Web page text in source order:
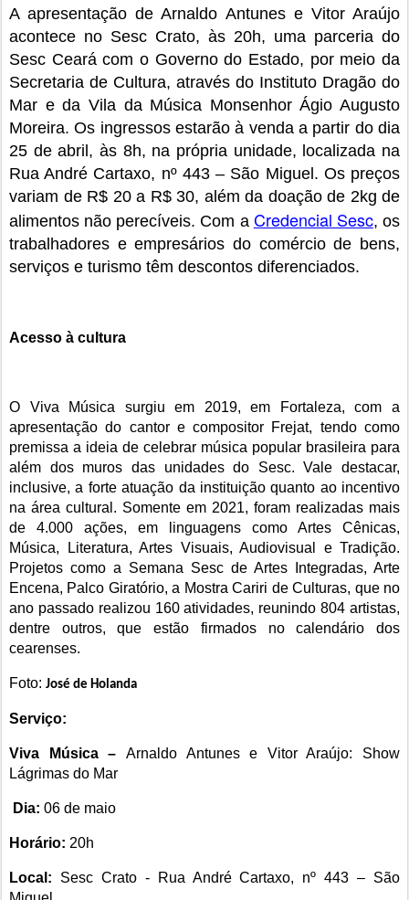
A apresentação de Arnaldo Antunes e Vitor Araújo
acontece no Sesc Crato, às 20h, uma parceria do
Sesc Ceará com o Governo do Estado, por meio da
Secretaria de Cultura, através do Instituto Dragão do
Mar e da Vila da Música Monsenhor Ágio Augusto
Moreira. Os ingressos estarão à venda a partir do dia
25 de abril, às 8h, na própria unidade, localizada na
Rua André Cartaxo, nº 443 – São Miguel. Os preços
variam de R$ 20 a R$ 30, além da doação de 2kg de
alimentos não perecíveis. Com a Credencial Sesc, os
trabalhadores e empresários do comércio de bens,
serviços e turismo têm descontos diferenciados.
Acesso à cultura
O Viva Música surgiu em 2019, em Fortaleza, com a
apresentação do cantor e compositor Frejat, tendo como
premissa a ideia de celebrar música popular brasileira para
além dos muros das unidades do Sesc. Vale destacar,
inclusive, a forte atuação da instituição quanto ao incentivo
na área cultural. Somente em 2021, foram realizadas mais
de 4.000 ações, em linguagens como Artes Cênicas,
Música, Literatura, Artes Visuais, Audiovisual e Tradição.
Projetos como a Semana Sesc de Artes Integradas, Arte
Encena, Palco Giratório, a Mostra Cariri de Culturas, que no
ano passado realizou 160 atividades, reunindo 804 artistas,
dentre outros, que estão firmados no calendário dos
cearenses.
Foto: José de Holanda
Serviço:
Viva Música –
Arnaldo Antunes e Vitor Araújo: Show
Lágrimas do Mar
Dia: 06 de maio
Horário: 20h
Local:
Sesc Crato - Rua André Cartaxo, nº 443 – São